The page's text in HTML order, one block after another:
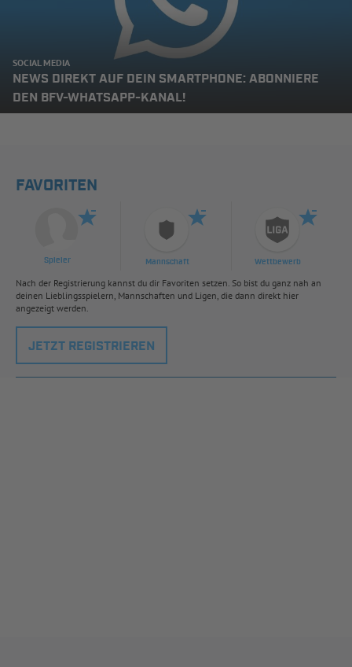
SOCIAL MEDIA
NEWS DIREKT AUF DEIN SMARTPHONE: ABONNIERE
DEN BFV-WHATSAPP-KANAL!
FAVORITEN
Spieler Mannschaft Wettbewerb
Nach der Registrierung kannst du dir Favoriten setzen. So bist du ganz nah an
deinen Lieblingsspielern, Mannschaften und Ligen, die dann direkt hier
angezeigt werden.
JETZT REGISTRIEREN